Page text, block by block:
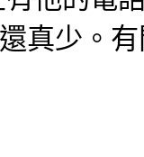
真少。